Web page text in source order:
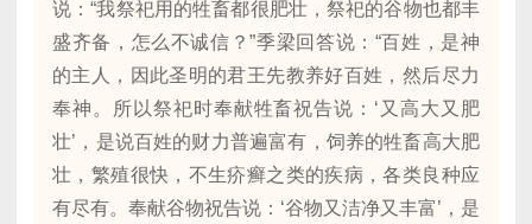
说：“我祭祀用的牲畜都很肥壮，祭祀的谷物也都丰
盛齐备，怎么不诚信？”季梁回答说：“百姓，是神
的主人，因此圣明的君王先教养好百姓，然后尽力
奉神。所以祭祀时奉献牲畜祝告说：‘又高大又肥
壮’，是说百姓的财力普遍富有，饲养的牲畜高大肥
壮，繁殖很快，不生疥癣之类的疾病，各类良种应
有尽有。奉献谷物祝告说：‘谷物又洁净又丰富’，是